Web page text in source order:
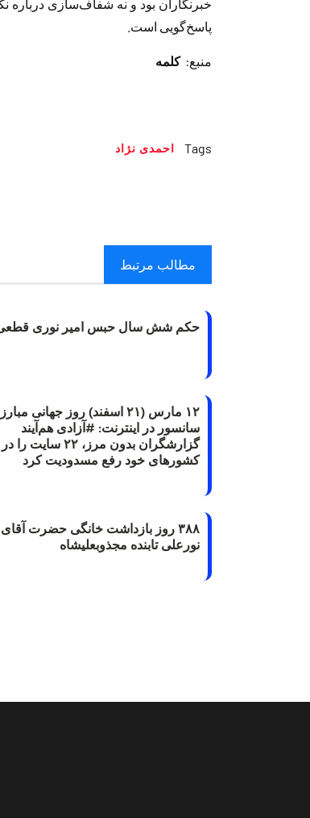
خبرنگاران بود و نه شفاف‌سازی
پاسخ‌گویی است.
منبع: کلمه
Tags احمدی نژاد
مطالب مرتبط
حکم شش سال حبس امیر نوری
۱۲ مارس (۲۱ اسفند) روز جهانی
سانسور در اینترنت: #آزادی هم‌آیند
گزارشگران‌ بدون مرز، ۲۲ سایت را در
کشورهای خود رفع مسدودیت کرد
۳۸۸ روز بازداشت خانگی حضرت
نورعلی تابنده مجذوبعلیشاه